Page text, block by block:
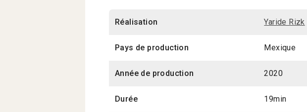
Réalisation Yaride Rizk
Pays de production Mexique
Année de production 2020
Durée 19min